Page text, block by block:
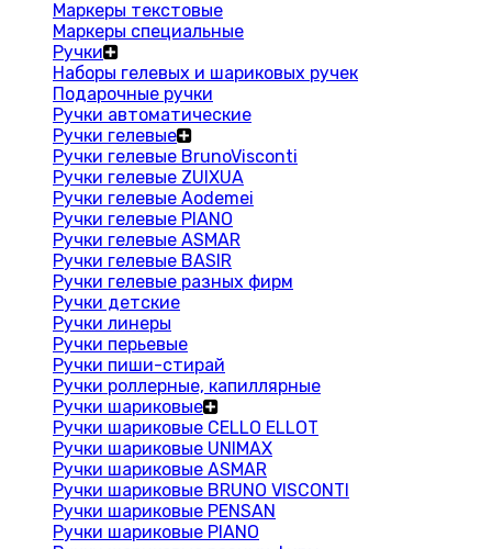
Маркеры текстовые
Маркеры специальные
Ручки
Наборы гелевых и шариковых ручек
Подарочные ручки
Ручки автоматические
Ручки гелевые
Ручки гелевые BrunoVisconti
Ручки гелевые ZUIXUA
Ручки гелевые Aodemei
Ручки гелевые PIANO
Ручки гелевые ASMAR
Ручки гелевые BASIR
Ручки гелевые разных фирм
Ручки детские
Ручки линеры
Ручки перьевые
Ручки пиши-стирай
Ручки роллерные, капиллярные
Ручки шариковые
Ручки шариковые CELLO ELLOT
Ручки шариковые UNIMAX
Ручки шариковые ASMAR
Ручки шариковые BRUNO VISCONTI
Ручки шариковые PENSAN
Ручки шариковые PIANO